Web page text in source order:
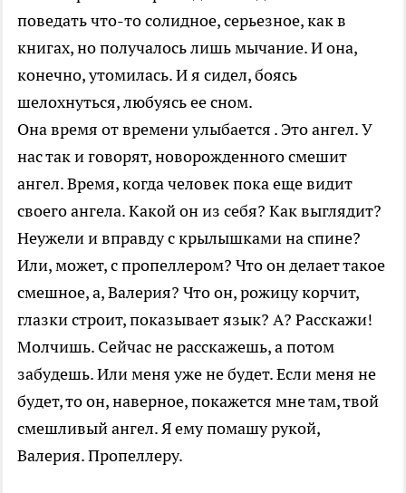
поведать что-то солидное, серьезное, как в
книгах, но получалось лишь мычание. И она,
конечно, утомилась. И я сидел, боясь
шелохнуться, любуясь ее сном.
Она время от времени улыбается . Это ангел. У
нас так и говорят, новорожденного смешит
ангел. Время, когда человек пока еще видит
своего ангела. Какой он из себя? Как выглядит?
Неужели и вправду с крылышками на спине?
Или, может, с пропеллером? Что он делает такое
смешное, а, Валерия? Что он, рожицу корчит,
глазки строит, показывает язык? А? Расскажи!
Молчишь. Сейчас не расскажешь, а потом
забудешь. Или меня уже не будет. Если меня не
будет, то он, наверное, покажется мне там, твой
смешливый ангел. Я ему помашу рукой,
Валерия. Пропеллеру.